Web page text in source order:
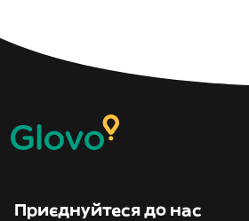
Приєднуйтеся до нас